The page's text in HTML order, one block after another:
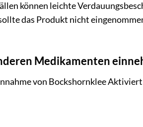
können leichte
das Produkt nicht
Medikamenten
von Bockshornklee